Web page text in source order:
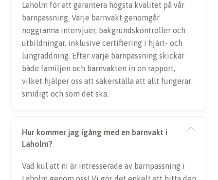
Laholm för att garantera högsta kvalitet på vår
barnpassning. Varje barnvakt genomgår
noggranna intervjuer, bakgrundskontroller och
utbildningar, inklusive certifiering i hjärt- och
lungräddning. Efter varje barnpassning skickar
både familjen och barnvakten in en rapport,
vilket hjälper oss att säkerställa att allt fungerar
smidigt och som det ska.
Hur kommer jag igång med en barnvakt i
Laholm?
Vad kul att ni är intresserade av barnpassning i